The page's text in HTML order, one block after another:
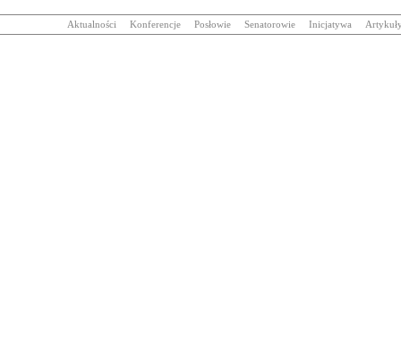
Aktualności Konferencje Posłowie Senatorowie Inicjatywa